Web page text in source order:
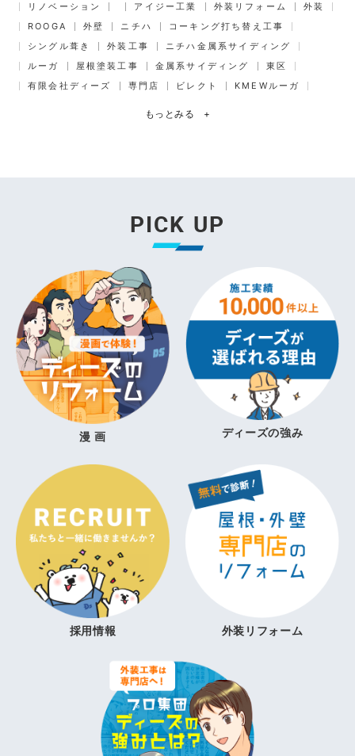
リノベーション アイジー工業 外装リフォーム
外装
ROOGA
外壁 ニチハ
コーキング打ち替え工事
シングル葺き
外装工事
ニチハ金属系サイディング
ルーガ
屋根塗装工事 金属系サイディング
東区
有限会社ディーズ
専門店 ビレクト KMEWルーガ
もっとみる +
PICK UP
漫 画 ディーズの強み
採用情報 外装リフォーム